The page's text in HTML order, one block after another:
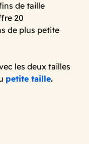
de taille
20
de plus petite
les deux tailles
petite taille.